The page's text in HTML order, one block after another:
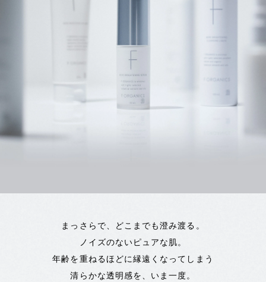
まっさらで、どこまでも澄み渡る。
ノイズのないピュアな肌。
年齢を重ねるほどに縁遠くなってしまう
清らかな透明感を、いま一度。